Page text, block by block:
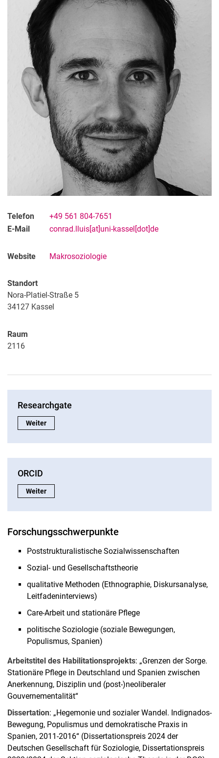
Studentische Hilfskräfte
Telefon
+49 561 804-7651
E-Mail
conrad.lluis[at]uni-kassel[dot]de
Website Makrosoziologie
Standort
Nora-Platiel-Straße 5
34127 Kassel
Raum
2116
Researchgate
Researchgate:
Weiter
ORCID
ORCID:
Weiter
Forschungsschwerpunkte
Poststrukturalistische Sozialwissenschaften
Sozial- und Gesellschaftstheorie
qualitative Methoden (Ethnographie, Diskursanalyse,
Leitfadeninterviews)
Care-Arbeit und stationäre Pflege
politische Soziologie (soziale Bewegungen,
Populismus, Spanien)
Arbeitstitel des Habilitationsprojekts: „Grenzen der Sorge.
Stationäre Pflege in Deutschland und Spanien zwischen
Anerkennung, Disziplin und (post-)neoliberaler
Gouvernementalität“
Dissertation: „Hegemonie und sozialer Wandel. Indignados-
Bewegung, Populismus und demokratische Praxis in
Spanien, 2011-2016“ (Dissertationspreis 2024 der
Deutschen Gesellschaft für Soziologie, Dissertationspreis